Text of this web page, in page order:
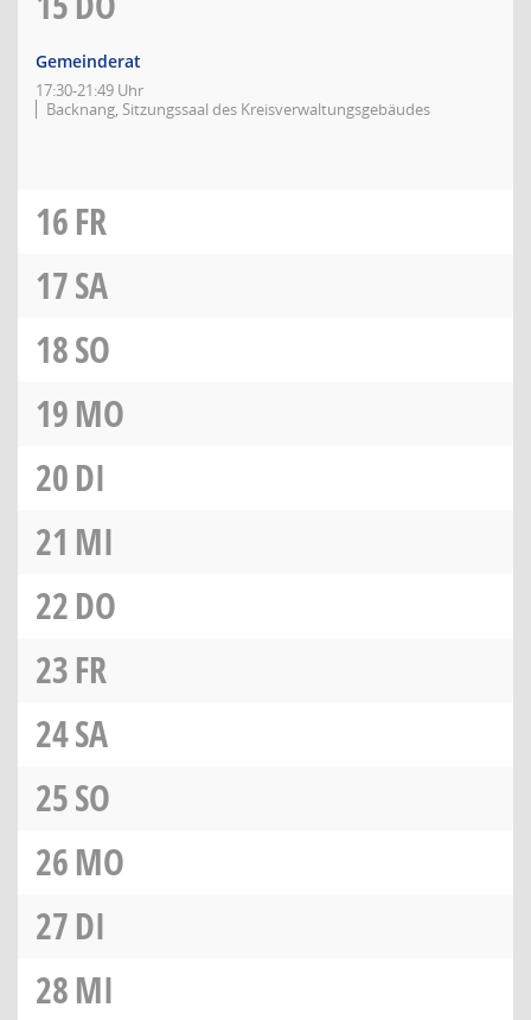
Gemeinderat
17:30-21:49 Uhr
Backnang, Sitzungssaal des Kreisverwaltungsgebäudes
16FR
17SA
18SO
19MO
20DI
21 MI
22DO
23FR
24SA
25SO
26MO
27DI
28MI